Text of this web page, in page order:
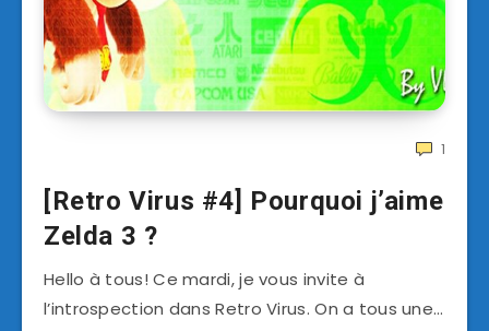
1
[Retro Virus #4] Pourquoi j’aime
Zelda 3 ?
Hello à tous! Ce mardi, je vous invite à
l’introspection dans Retro Virus. On a tous une…